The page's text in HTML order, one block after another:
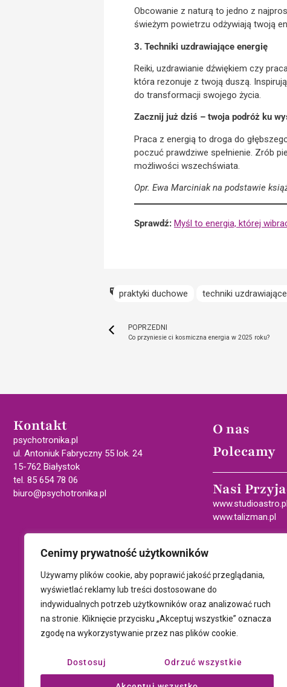
Cenimy prywatność użytkowników
Używamy plików cookie, aby poprawić jakość przeglądania,
wyświetlać reklamy lub treści dostosowane do
indywidualnych potrzeb użytkowników oraz analizować ruch
na stronie. Kliknięcie przycisku „Akceptuj wszystkie” oznacza
zgodę na wykorzystywanie przez nas plików cookie.
Dostosuj Odrzuć wszystkie
Obcowanie z naturą to jedno z
świeżym powietrzu odżywiają twoją
3. Techniki uzdrawiające energię
Reiki, uzdrawianie dźwiękiem czy
która rezonuje z twoją duszą.
do transformacji swojego życia.
Zacznij już dziś – twoja podróż ku
Praca z energią to droga do
poczuć prawdziwe spełnienie. Zrób
możliwości wszechświata.
Opr. Ewa Marciniak na podstawie
Sprawdź: Myśl to energia, której
praktyki duchowe techniki uzdrawiające
POPRZEDNI
Co przyniesie ci kosmiczna energia w 2025 roku?
Kontakt
psychotronika.pl
ul. Antoniuk Fabryczny 55 lok. 24
15-762 Białystok
tel. 85 654 78 06
biuro@psychotronika.pl
O nas
Polecamy
Nasi
www.studioastro.pl
www.talizman.pl